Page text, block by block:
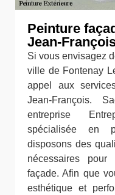
Peinture
Jean-
Si vous envisagez
ville de Fontenay
appel aux
Jean-François.
entreprise
spécialisée en
disposons des
nécessaires
façade. Afin que
esthétique et